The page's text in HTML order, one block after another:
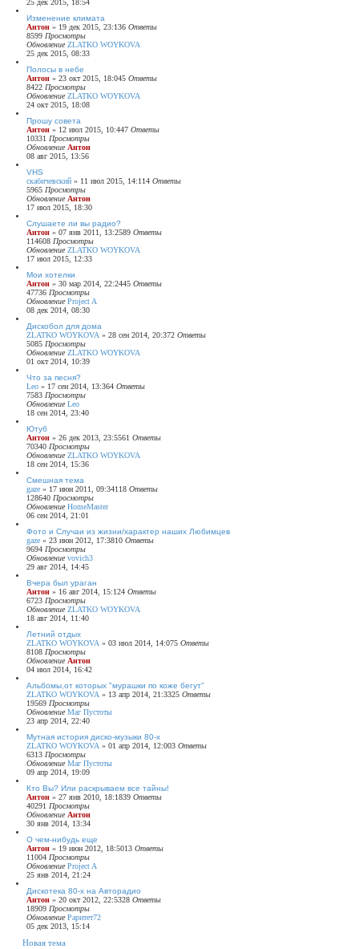
25 дек 2015, 18:54
Изменение климата
Антон » 19 дек 2015, 23:136 Ответы
8599 Просмотры
Обновление ZLATKO WOYKOVA
25 дек 2015, 08:33
Полосы в небе
Антон » 23 окт 2015, 18:045 Ответы
8422 Просмотры
Обновление ZLATKO WOYKOVA
24 окт 2015, 18:08
Прошу совета
Антон » 12 июл 2015, 10:447 Ответы
10331 Просмотры
Обновление Антон
08 авг 2015, 13:56
VHS
скабичевский » 11 июл 2015, 14:114 Ответы
5965 Просмотры
Обновление Антон
17 июл 2015, 18:30
Слушаете ли вы радио?
Антон » 07 янв 2011, 13:2589 Ответы
114608 Просмотры
Обновление ZLATKO WOYKOVA
17 июл 2015, 12:33
Мои хотелки
Антон » 30 мар 2014, 22:2445 Ответы
47736 Просмотры
Обновление Project A
08 дек 2014, 08:30
Дискобол для дома
ZLATKO WOYKOVA » 28 сен 2014, 20:372 Ответы
5085 Просмотры
Обновление ZLATKO WOYKOVA
01 окт 2014, 10:39
Что за песня?
Leo » 17 сен 2014, 13:364 Ответы
7583 Просмотры
Обновление Leo
18 сен 2014, 23:40
Ютуб
Антон » 26 дек 2013, 23:5561 Ответы
70340 Просмотры
Обновление ZLATKO WOYKOVA
18 сен 2014, 15:36
Смешная тема
gaze » 17 июн 2011, 09:34118 Ответы
128640 Просмотры
Обновление HomeMaster
06 сен 2014, 21:01
Фото и Случаи из жизни/характер наших Любимцев
gaze » 23 июн 2012, 17:3810 Ответы
9694 Просмотры
Обновление vovich3
29 авг 2014, 14:45
Вчера был ураган
Антон » 16 авг 2014, 15:124 Ответы
6723 Просмотры
Обновление ZLATKO WOYKOVA
18 авг 2014, 11:40
Летний отдых
ZLATKO WOYKOVA » 03 июл 2014, 14:075 Ответы
8108 Просмотры
Обновление Антон
04 июл 2014, 16:42
Альбомы,от которых "мурашки по коже бегут"
ZLATKO WOYKOVA » 13 апр 2014, 21:3325 Ответы
19569 Просмотры
Обновление Маг Пустоты
23 апр 2014, 22:40
Мутная история диско-музыки 80-х
ZLATKO WOYKOVA » 01 апр 2014, 12:003 Ответы
6313 Просмотры
Обновление Маг Пустоты
09 апр 2014, 19:09
Кто Вы? Или раскрываем все тайны!
Антон » 27 янв 2010, 18:1839 Ответы
40291 Просмотры
Обновление Антон
30 янв 2014, 13:34
О чем-нибудь еще
Антон » 19 июн 2012, 18:5013 Ответы
11004 Просмотры
Обновление Project A
25 янв 2014, 21:24
Дискотека 80-х на Авторадио
Антон » 20 окт 2012, 22:5328 Ответы
18909 Просмотры
Обновление Раритет72
05 дек 2013, 15:14
Н
Новая тема